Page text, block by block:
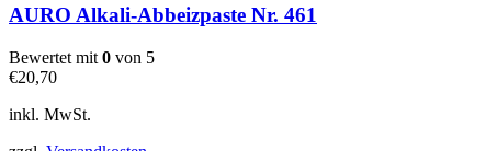
mehrere
Varianten
auf.
AURO Alkali-Abbeizpaste Nr. 461
Bewertet mit 0 von 5
€20,70
inkl. MwSt.